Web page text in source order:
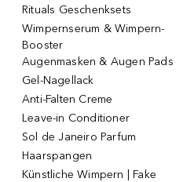
Rituals Geschenksets
Wimpernserum & Wimpern-
Booster
Augenmasken & Augen Pads
Gel-Nagellack
Anti-Falten Creme
Leave-in Conditioner
Sol de Janeiro Parfum
Haarspangen
Künstliche Wimpern | Fake